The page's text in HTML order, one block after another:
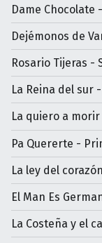
Dame Chocolate
Dejémonos de
Rosario Tijeras -
La Reina del sur
La quiero a
Pa Quererte -
La ley del
El Man Es
La Costeña y el